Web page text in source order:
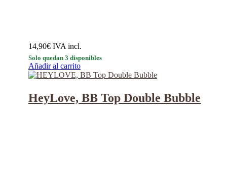
14,90€ IVA incl.
Solo quedan 3 disponibles
Añadir al carrito
HeyLove, BB Top Double Bubble